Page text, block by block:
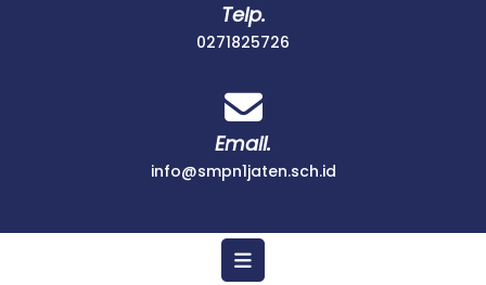
Telp.
0271825726
Email.
info@smpn1jaten.sch.id